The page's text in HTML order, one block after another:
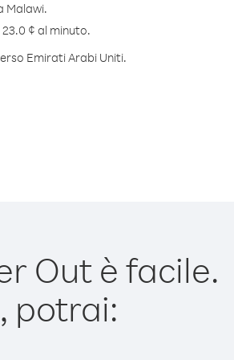
Malawi.
¢ al minuto.
Emirati Arabi Uniti.
Out è facile.
potrai: